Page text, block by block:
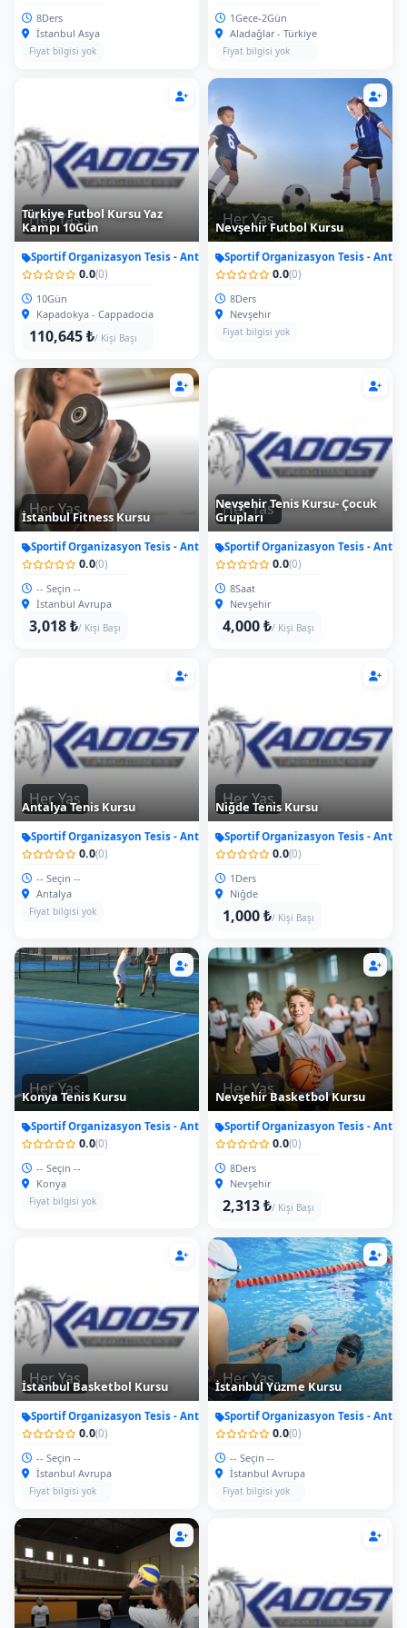
8Ders
İstanbul Asya
Fiyat bilgisi yok
1Gece-2Gün
Aladağlar - Türkiye
Fiyat bilgisi yok
Her Yas
Türkiye Futbol Kursu Yaz
Kampı 10Gün
Sportif Organizasyon Tesis - Antrenman
0.0(0)
10Gün
Kapadokya - Cappadocia
110,645 ₺/ Kişi Başı
Her Yas
Nevşehir Futbol Kursu
Sportif Organizasyon Tesis -
0.0(0)
8Ders
Nevşehir
Fiyat bilgisi yok
Her Yas
İstanbul Fitness Kursu
Sportif Organizasyon Tesis - Antrenman
0.0(0)
-- Seçin --
İstanbul Avrupa
3,018 ₺/ Kişi Başı
Her Yas
Nevşehir Tenis Kursu- Çocuk
Grupları
Sportif Organizasyon Tesis -
0.0(0)
8Saat
Nevşehir
4,000 ₺/ Kişi Başı
Her Yas
Antalya Tenis Kursu
Sportif Organizasyon Tesis - Antrenman
0.0(0)
-- Seçin --
Antalya
Fiyat bilgisi yok
Her Yas
Niğde Tenis Kursu
Sportif Organizasyon Tesis -
0.0(0)
1Ders
Niğde
1,000 ₺/ Kişi Başı
Her Yas
Konya Tenis Kursu
Sportif Organizasyon Tesis - Antrenman
0.0(0)
-- Seçin --
Konya
Fiyat bilgisi yok
Her Yas
Nevşehir Basketbol Kursu
Sportif Organizasyon Tesis -
0.0(0)
8Ders
Nevşehir
2,313 ₺/ Kişi Başı
Her Yas
İstanbul Basketbol Kursu
Sportif Organizasyon Tesis - Antrenman
0.0(0)
-- Seçin --
İstanbul Avrupa
Fiyat bilgisi yok
Her Yas
İstanbul Yüzme Kursu
Sportif Organizasyon Tesis -
0.0(0)
-- Seçin --
İstanbul Avrupa
Fiyat bilgisi yok